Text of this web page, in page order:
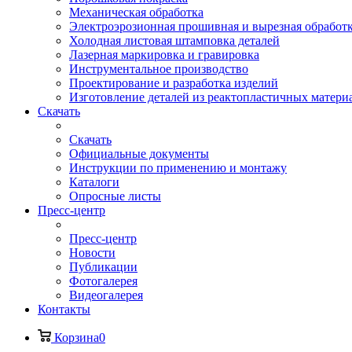
Механическая обработка
Электроэрозионная прошивная и вырезная
Холодная листовая штамповка деталей
Лазерная маркировка и гравировка
Инструментальное производство
Проектирование и разработка изделий
Изготовление деталей из реактопластичных
Скачать
Скачать
Официальные документы
Инструкции по применению и монтажу
Каталоги
Опросные листы
Пресс-центр
Пресс-центр
Новости
Публикации
Фотогалерея
Видеогалерея
Контакты
Корзина0